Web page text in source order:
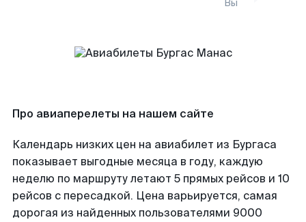
Вы
Про авиаперелеты на нашем сайте
Календарь низких цен на авиабилет из Бургаса
показывает выгодные месяца в году, каждую
неделю по маршруту летают 5 прямых рейсов и 10
рейсов с пересадкой. Цена варьируется, самая
дорогая из найденных пользователями 9000